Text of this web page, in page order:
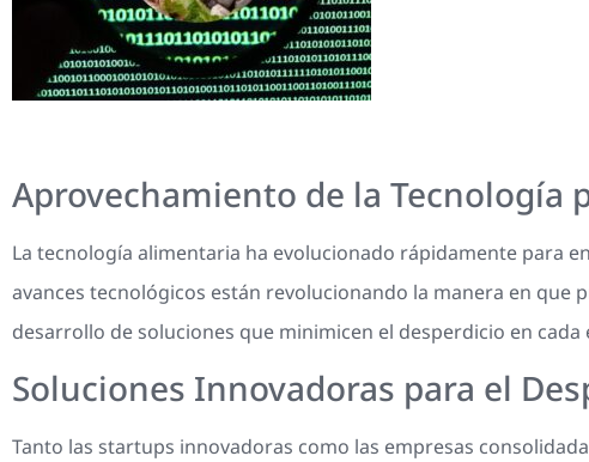
Aprovechamiento de la Tecnología
La tecnología alimentaria ha evolucionado rápidamente para
avances tecnológicos están revolucionando la manera en
desarrollo de soluciones que minimicen el desperdicio en
Soluciones Innovadoras para el
Tanto las startups innovadoras como las empresas